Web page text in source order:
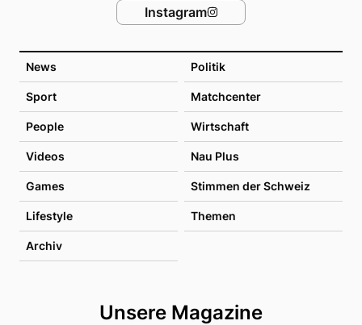
News Politik
Sport Matchcenter
People Wirtschaft
Videos Nau Plus
Games Stimmen der Schweiz
Lifestyle Themen
Archiv
Unsere Magazine
Instagram